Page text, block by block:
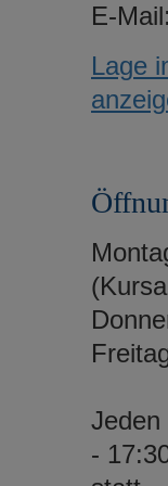
E-Mail:
Lage
Jeden
-